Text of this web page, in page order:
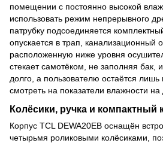
помещении с постоянно высокой
использовать режим непрерывного
патрубку подсоединяется
опускается в трап, канализационный
расположенную ниже уровня
стекает самотёком, не заполняя бак,
долго, а пользователю остаётся
смотреть на показатели влажности на
Колёсики, ручка и компактный
Корпус TCL DEWA20EB оснащён
четырьмя роликовыми колёсиками,